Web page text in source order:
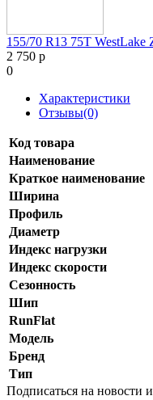
155/70 R13 75T WestLake
2 750 р
0
Характеристики
Отзывы(0)
Код товара
Наименование
Краткое наименование
Ширина
Профиль
Диаметр
Индекс нагрузки
Индекс скорости
Сезонность
Шип
RunFlat
Модель
Бренд
Тип
Подписаться на новости